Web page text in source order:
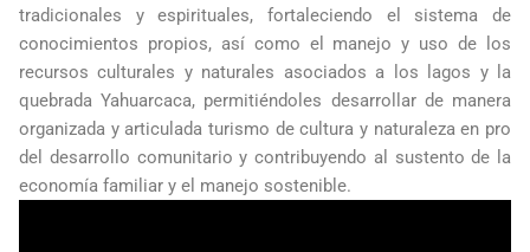
tradicionales y espirituales, fortaleciendo el sistema de
conocimientos propios, así como el manejo y uso de los
recursos culturales y naturales asociados a los lagos y la
quebrada Yahuarcaca, permitiéndoles desarrollar de manera
organizada y articulada turismo de cultura y naturaleza en pro
del desarrollo comunitario y contribuyendo al sustento de la
economía familiar y el manejo sostenible.